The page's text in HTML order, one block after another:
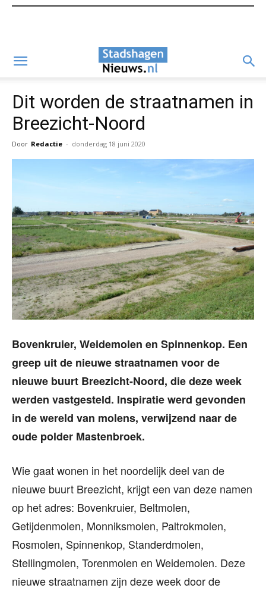
Dit worden de straatnamen in
Breezicht-Noord
Door Redactie - donderdag 18 juni 2020
Bovenkruier, Weidemolen en Spinnenkop. Een
greep uit de nieuwe straatnamen voor de
nieuwe buurt Breezicht-Noord, die deze week
werden vastgesteld. Inspiratie werd gevonden
in de wereld van molens, verwijzend naar de
oude polder Mastenbroek.
Wie gaat wonen in het noordelijk deel van de
nieuwe buurt Breezicht, krijgt een van deze namen
op het adres: Bovenkruier, Beltmolen,
Getijdenmolen, Monniksmolen, Paltrokmolen,
Rosmolen, Spinnenkop, Standerdmolen,
Stellingmolen, Torenmolen en Weidemolen. Deze
nieuwe straatnamen zijn deze week door de